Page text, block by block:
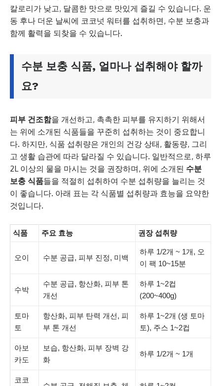
칼로리가 낮고, 달콤한 맛으로 맛있게 즐길 수 있습니다. 운
동 후나 더운 날씨에 코코넛 워터를 섭취하면, 수분 보충과
함께 활력을 되찾을 수 있습니다.
수분 보충 식품, 얼마나 섭취해야 할까
요?
피부 건조함을 개선하고, 촉촉한 피부를 유지하기 위해서
는 위에 소개된 식품들을 꾸준히 섭취하는 것이 중요합니
다. 하지만, 식품 섭취량은 개인의 건강 상태, 활동량, 그리
고 생활 습관에 따라 달라질 수 있습니다. 일반적으로, 하루
2L 이상의 물을 마시는 것을 권장하며, 위에 소개된 수분
보충 식품들을 적절히 섭취하여 수분 섭취량을 늘리는 것
이 좋습니다. 아래 표는 각 식품별 섭취량과 효능을 요약한
것입니다.
식품 주요 효능 권장 섭취량
오이 수분 공급, 피부 진정, 미백
하루 1/2개 ~ 1개, 오
이 팩 10~15분
수박
수분 공급, 항산화, 피부 톤
개선
하루 1~2컵
(200~400g)
토마
토
항산화, 피부 탄력 개선, 피
부 톤 개선
하루 1~2개 (생 토마
토), 주스 1~2컵
아보
카도
보습, 항산화, 피부 장벽 강
화
하루 1/2개 ~ 1개
코코